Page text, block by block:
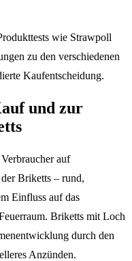
wie Strawpoll
zu den verschiedenen
Kaufentscheidung.
und zur
auf
Briketts – rund,
Einfluss auf das
Briketts mit Loch
durch den
Anzünden.